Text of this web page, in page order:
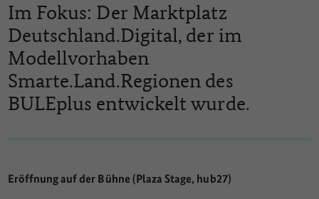
Im Fokus: Der Marktplatz
Deutschland.Digital, der im
Modellvorhaben
Smarte.Land.Regionen des
BULEplus entwickelt wurde.
Eröffnung auf der Bühne (Plaza Stage, hub27)